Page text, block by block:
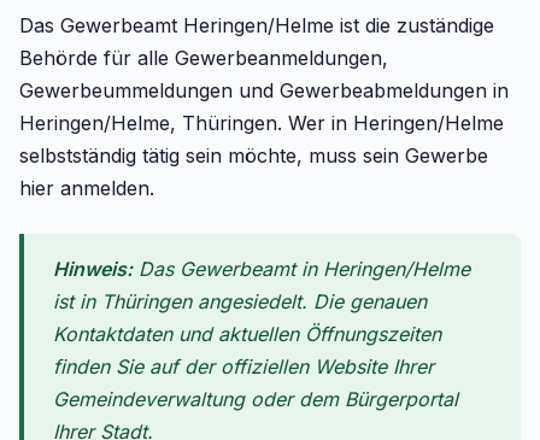
Das Gewerbeamt Heringen/Helme ist die zuständige
Behörde für alle Gewerbeanmeldungen,
Gewerbeummeldungen und Gewerbeabmeldungen in
Heringen/Helme, Thüringen. Wer in Heringen/Helme
selbstständig tätig sein möchte, muss sein Gewerbe
hier anmelden.
Hinweis:Das Gewerbeamt in Heringen/Helme
ist in Thüringen angesiedelt. Die genauen
Kontaktdaten und aktuellen Öffnungszeiten
finden Sie auf der offiziellen Website Ihrer
Gemeindeverwaltung oder dem Bürgerportal
Ihrer Stadt.